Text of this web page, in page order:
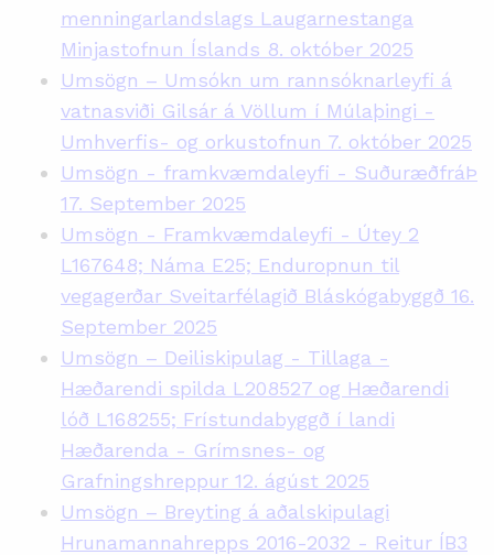
menningarlandslags Laugarnestanga
Minjastofnun Íslands 8. október 2025
Umsögn – Umsókn um rannsóknarleyfi á
vatnasviði Gilsár á Völlum í Múlaþingi -
Umhverfis- og orkustofnun 7. október 2025
Umsögn - framkvæmdaleyfi - Suðuræðfrá
17. September 2025
Umsögn - Framkvæmdaleyfi - Útey 2
L167648; Náma E25; Enduropnun til
vegagerðar Sveitarfélagið Bláskógabyggð 16.
September 2025
Umsögn – Deiliskipulag - Tillaga -
Hæðarendi spilda L208527 og Hæðarendi
lóð L168255; Frístundabyggð í landi
Hæðarenda - Grímsnes- og
Grafningshreppur 12. ágúst 2025
Umsögn – Breyting á aðalskipulagi
Hrunamannahrepps 2016-2032 - Reitur ÍB3